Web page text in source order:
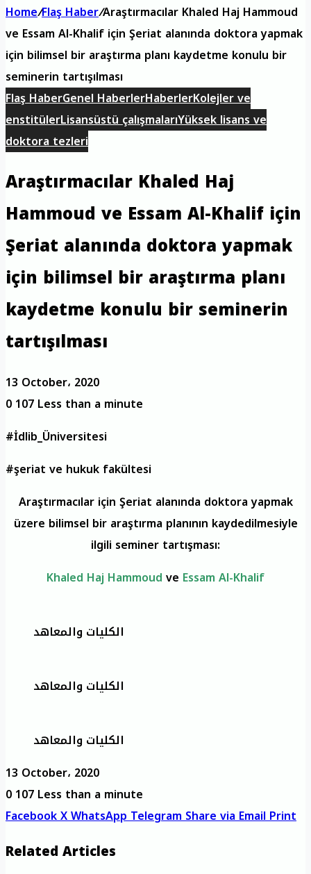
Home/Flaş Haber/Araştırmacılar Khaled Haj Hammoud
ve Essam Al-Khalif için Şeriat alanında doktora yapmak
için bilimsel bir araştırma planı kaydetme konulu bir
seminerin tartışılması
Flaş HaberGenel HaberlerHaberlerKolejler ve
enstitülerLisansüstü çalışmalarıYüksek lisans ve
doktora tezleri
Araştırmacılar Khaled Haj
Hammoud ve Essam Al-Khalif için
Şeriat alanında doktora yapmak
için bilimsel bir araştırma planı
kaydetme konulu bir seminerin
tartışılması
13 October، 2020
0107Less than a minute
#İdlib_Üniversitesi
#şeriat ve hukuk fakültesi
Araştırmacılar için Şeriat alanında doktora yapmak
üzere bilimsel bir araştırma planının kaydedilmesiyle
ilgili seminer tartışması:
Khaled Haj Hammoudve Essam Al-Khalif
الكليات والمعاهد
الكليات والمعاهد
الكليات والمعاهد
13 October، 2020
0107Less than a minute
FacebookXWhatsAppTelegramShare via EmailPrint
Related Articles